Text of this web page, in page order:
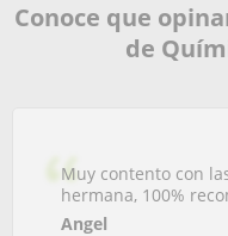
Conoce que
de
Muy contento con
hermana, 100%
Angel